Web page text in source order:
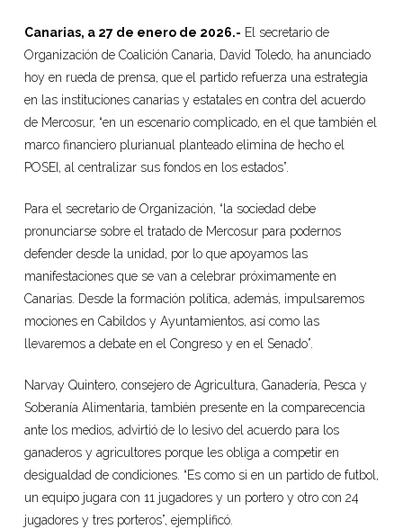
Canarias, a 27 de enero de 2026.- El secretario de
Organización de Coalición Canaria, David Toledo, ha anunciado
hoy en rueda de prensa, que el partido refuerza una estrategia
en las instituciones canarias y estatales en contra del acuerdo
de Mercosur, “en un escenario complicado, en el que también el
marco financiero plurianual planteado elimina de hecho el
POSEI, al centralizar sus fondos en los estados”.
Para el secretario de Organización, “la sociedad debe
pronunciarse sobre el tratado de Mercosur para podernos
defender desde la unidad, por lo que apoyamos las
manifestaciones que se van a celebrar próximamente en
Canarias. Desde la formación política, además, impulsaremos
mociones en Cabildos y Ayuntamientos, así como las
llevaremos a debate en el Congreso y en el Senado”.
Narvay Quintero, consejero de Agricultura, Ganadería, Pesca y
Soberanía Alimentaria, también presente en la comparecencia
ante los medios, advirtió de lo lesivo del acuerdo para los
ganaderos y agricultores porque les obliga a competir en
desigualdad de condiciones. “Es como si en un partido de futbol,
un equipo jugara con 11 jugadores y un portero y otro con 24
jugadores y tres porteros”, ejemplificó.